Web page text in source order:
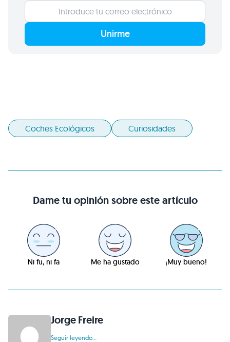
Unirme
Coches Ecológicos Curiosidades
Dame tu opinión sobre este artículo
Ni fu, ni fa Me ha gustado ¡Muy bueno!
Jorge Freire
Seguir leyendo...